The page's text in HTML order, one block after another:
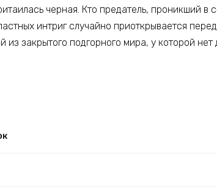
черная. Кто предатель, проникший в
интриг случайно приоткрывается
из закрытого подгорного мира, у которой